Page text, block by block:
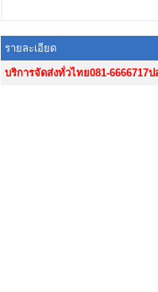
รายละเอียด
บริการจัดส่งทั่วไทย081-6666717ป